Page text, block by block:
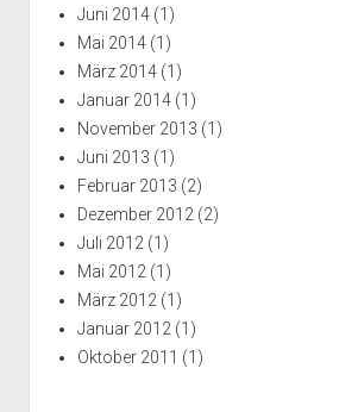
Juni 2014(1)
Mai 2014(1)
März 2014(1)
Januar 2014(1)
November 2013 (1)
Juni 2013 (1)
Februar 2013 (2)
Dezember 2012 (2)
Juli 2012 (1)
Mai 2012 (1)
März 2012 (1)
Januar 2012 (1)
Oktober 2011 (1)